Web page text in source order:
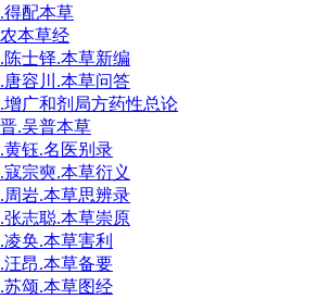
得配本草
本草经
陈士铎.本草新编
唐容川.本草问答
增广和剂局方药性总论
.吴普本草
黄钰.名医别录
寇宗奭.本草衍义
周岩.本草思辨录
张志聪.本草崇原
凌奂.本草害利
汪昂.本草备要
苏颂.本草图经